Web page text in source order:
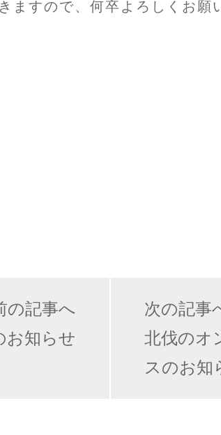
ますので、何卒よろしくお願
の記事へ
お知らせ
次の記事
北伐のオ
スのお知